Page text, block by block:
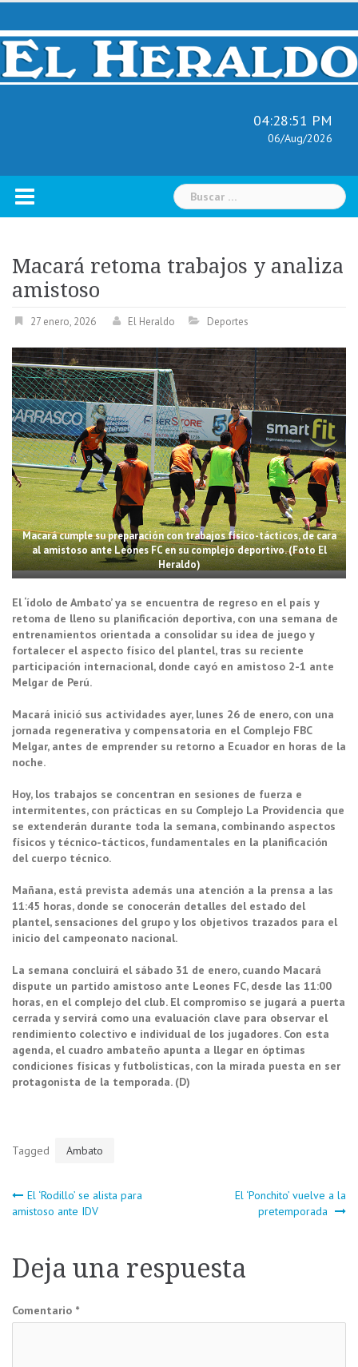
Skip
content
04:28:52 PM
06/Aug/2026
Buscar:
Macará retoma trabajos y analiza
amistoso
27 enero, 2026 El Heraldo Deportes
Macará cumple su preparación con trabajos físico-tácticos, de cara
al amistoso ante Leones FC en su complejo deportivo. (Foto El
Heraldo)
El ‘ídolo de Ambato’ ya se encuentra de regreso en el país y
retoma de lleno su planificación deportiva, con una semana de
entrenamientos orientada a consolidar su idea de juego y
fortalecer el aspecto físico del plantel, tras su reciente
participación internacional, donde cayó en amistoso 2-1 ante
Melgar de Perú.
Macará inició sus actividades ayer, lunes 26 de enero, con una
jornada regenerativa y compensatoria en el Complejo FBC
Melgar, antes de emprender su retorno a Ecuador en horas de la
noche.
Hoy, los trabajos se concentran en sesiones de fuerza e
intermitentes, con prácticas en su Complejo La Providencia que
se extenderán durante toda la semana, combinando aspectos
físicos y técnico-tácticos, fundamentales en la planificación
del cuerpo técnico.
Mañana, está prevista además una atención a la prensa a las
11:45 horas, donde se conocerán detalles del estado del
plantel, sensaciones del grupo y los objetivos trazados para el
inicio del campeonato nacional.
La semana concluirá el sábado 31 de enero, cuando Macará
dispute un partido amistoso ante Leones FC, desde las 11:00
horas, en el complejo del club. El compromiso se jugará a puerta
cerrada y servirá como una evaluación clave para observar el
rendimiento colectivo e individual de los jugadores. Con esta
agenda, el cuadro ambateño apunta a llegar en óptimas
condiciones físicas y futbolísticas, con la mirada puesta en ser
protagonista de la temporada. (D)
Tagged Ambato
Navegación
entradas
El ‘Rodillo’ se alista para
amistoso ante IDV
El ‘Ponchito’ vuelve a la
pretemporada
Deja una respuesta
Comentario *